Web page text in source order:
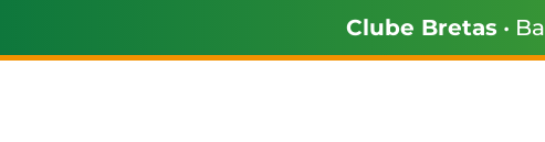
Clube Bretas •